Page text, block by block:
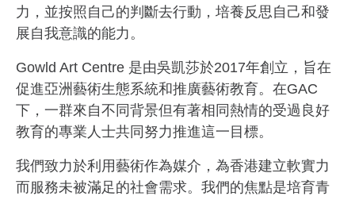
力，並按照自己的判斷去行動，培養反思自己和發
展自我意識的能力。
Gowld Art Centre 是由吳凱莎於2017年創立，旨在
促進亞洲藝術生態系統和推廣藝術教育。在GAC
下，一群來自不同背景但有著相同熱情的受過良好
教育的專業人士共同努力推進這一目標。
我們致力於利用藝術作為媒介，為香港建立軟實力
而服務未被滿足的社會需求。我們的焦點是培育青